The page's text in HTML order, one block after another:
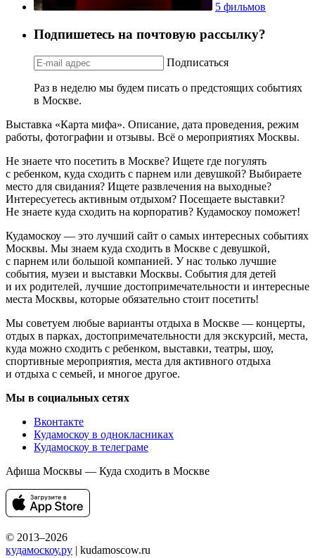
5 фильмов
Подпишетесь на почтовую рассылку?
Подписаться
Раз в неделю мы будем писать о предстоящих событиях
в Москве.
Выставка «Карта мифа». Описание, дата проведения, режим
работы, фотографии и отзывы. Всё о мероприятиях Москвы.
Не знаете что посетить в Москве? Ищете где погулять
с ребенком, куда сходить с парнем или девушкой? Выбираете
место для свидания? Ищете развлечения на выходные?
Интересуетесь активным отдыхом? Посещаете выставки?
Не знаете куда сходить на корпоратив? Кудамоскоу поможет!
Кудамоскоу — это лучший сайт о самых интересных событиях
Москвы. Мы знаем куда сходить в Москве с девушкой,
с парнем или большой компанией. У нас только лучшие
события, музеи и выставки Москвы. События для детей
и их родителей, лучшие достопримечательности и интересные
места Москвы, которые обязательно стоит посетить!
Мы советуем любые варианты отдыха в Москве — концерты,
отдых в парках, достопримечательности для экскурсий, места,
куда можно сходить с ребенком, выставки, театры, шоу,
спортивные мероприятия, места для активного отдыха
и отдыха с семьей, и многое другое.
Мы в социальных сетях
Вконтакте
Кудамоскоу в однокласниках
Кудамоскоу в телеграме
Афиша Москвы — Куда сходить в Москве
© 2013–2026
кудамоскоу.ру | kudamoscow.ru